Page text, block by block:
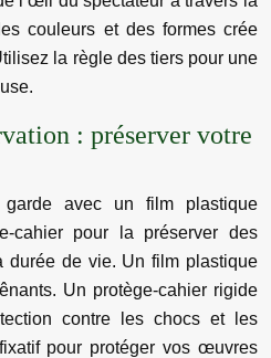
couleurs et des formes crée
la règle des tiers pour une
: préserver votre
avec un film plastique
cahier pour la préserver des
durée de vie. Un film plastique
Un protège-cahier rigide
contre les chocs et les
pour protéger vos œuvres